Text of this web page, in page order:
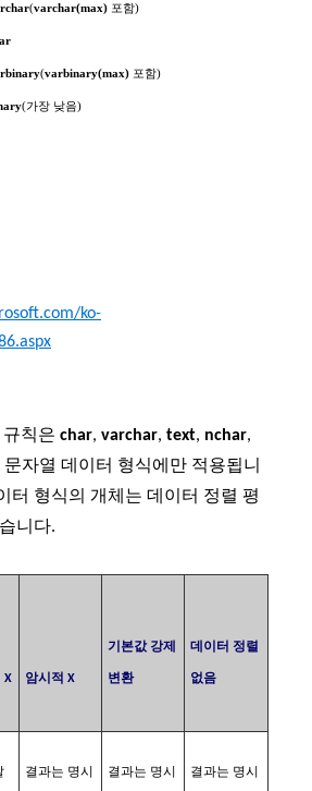
(varchar(max) 포함)
(varbinary(max) 포함)
(가장 낮음)
ko-
칙은 char, varchar, text, nchar,
문자열 데이터 형식에만 적용됩니
터 형식의 개체는 데이터 정렬 평
니다.
X 암시적 X
기본값 강제
변환
데이터 정렬
없음
결과는 명시 결과는 명시 결과는 명시